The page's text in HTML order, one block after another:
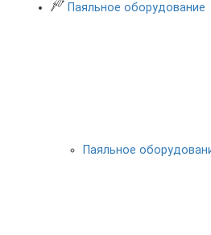
Паяльное оборудование
Паяльное